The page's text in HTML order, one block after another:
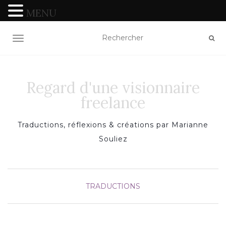
TOGGLE NAVIGATION
Regard d'une visionnaire
freelance
Traductions, réflexions & créations par Marianne
Souliez
TRADUCTIONS
MENU